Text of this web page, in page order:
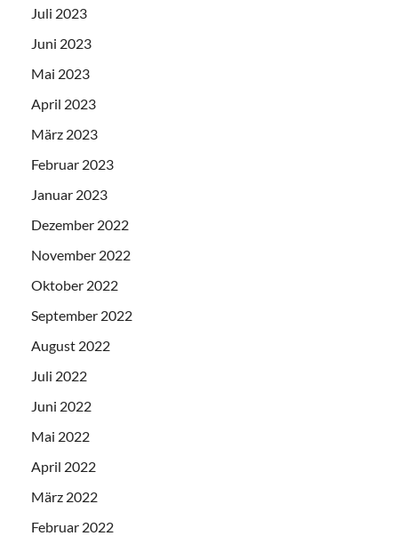
Juli 2023
Juni 2023
Mai 2023
April 2023
März 2023
Februar 2023
Januar 2023
Dezember 2022
November 2022
Oktober 2022
September 2022
August 2022
Juli 2022
Juni 2022
Mai 2022
April 2022
März 2022
Februar 2022